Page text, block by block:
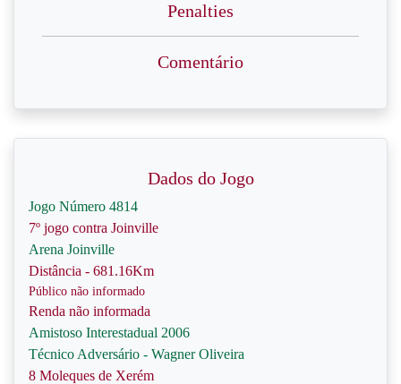
Penalties
Comentário
Dados do Jogo
Jogo Número 4814
7º jogo contra Joinville
Arena Joinville
Distância - 681.16Km
Público não informado
Renda não informada
Amistoso Interestadual 2006
Técnico Adversário - Wagner Oliveira
8 Moleques de Xerém